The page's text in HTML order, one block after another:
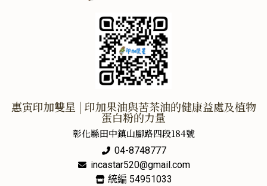
惠寅印加雙星 | 印加果油與苦茶油的健康益處及植物
蛋白粉的力量
彰化縣田中鎮山腳路四段184號
04-8748777
incastar520@gmail.com
統編 54951033